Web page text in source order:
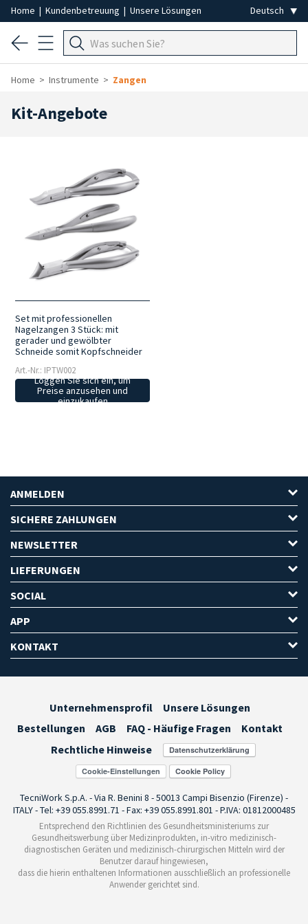
Home | Kundenbetreuung | Unsere Lösungen
Home Instrumente Zangen
Kit-Angebote
Set mit professionellen
Nagelzangen 3 Stück: mit
gerader und gewölbter
Schneide somit Kopfschneider
Art.-Nr.: IPTW002
Loggen Sie sich ein, um
Preise anzusehen und
einzukaufen
ANMELDEN
SICHERE ZAHLUNGEN
NEWSLETTER
LIEFERUNGEN
SOCIAL
APP
KONTAKT
Unternehmensprofil
Unsere Lösungen
Bestellungen
AGB FAQ - Häufige Fragen
Kontakt
Rechtliche Hinweise
Cookie-Einstellungen
TecniWork S.p.A. - Via R. Benini 8 - 50013 Campi Bisenzio (Firenze) -
ITALY - Tel: +39 055.8991.71 - Fax: +39 055.8991.801 - P.IVA: 01812000485
Entsprechend den Richtlinien des Gesundheitsministeriums zur
Gesundheitswerbung über Medizinprodukten, in-vitro medizinisch-
diagnostischen Geräten und medizinisch-chirurgischen Mitteln wird der
Benutzer darauf hingewiesen,
dass die hierin enthaltenen Informationen ausschließlich an professionelle
Anwender gerichtet sind.